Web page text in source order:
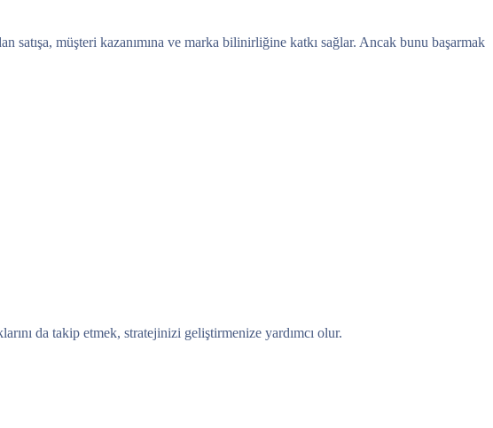
müşteri kazanımına ve marka bilinirliğine katkı sağlar. Ancak bunu başarmak
da takip etmek, stratejinizi geliştirmenize yardımcı olur.